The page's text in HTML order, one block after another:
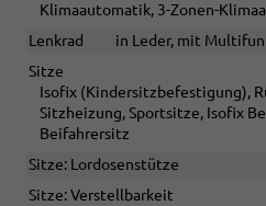
Klimaautomatik, 3-Zonen-
Lenkrad
in Leder, mit
Sitze
Isofix (Kindersitzbefestigung),
Sitzheizung, Sportsitze, Isofix
Beifahrersitz
Sitze: Lordosenstütze
Sitze: Verstellbarkeit